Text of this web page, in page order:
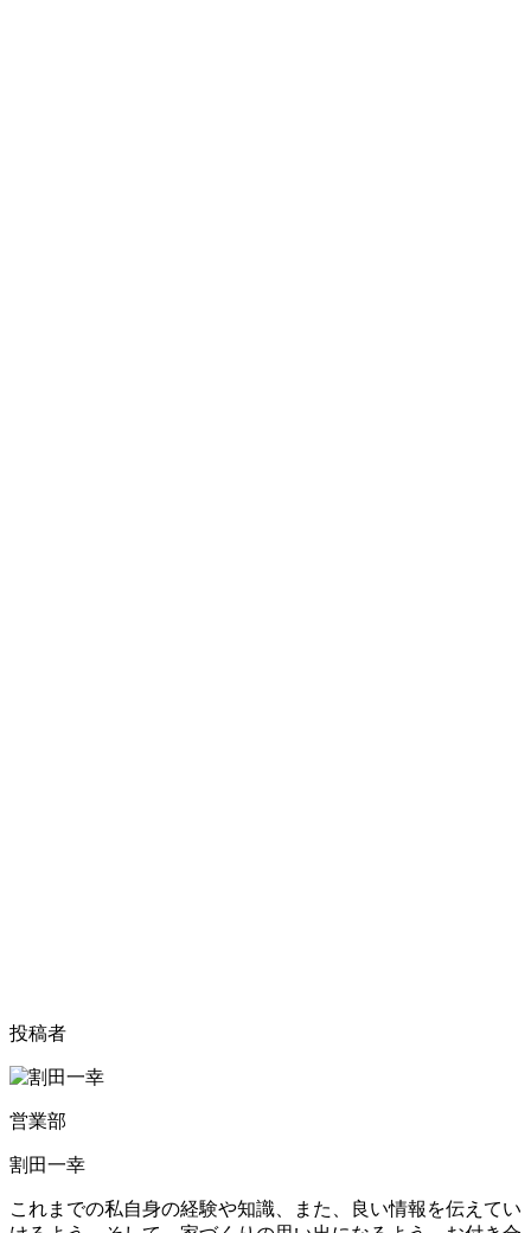
投稿者
営業部
割田一幸
これまでの私自身の経験や知識、また、良い情報を伝えてい